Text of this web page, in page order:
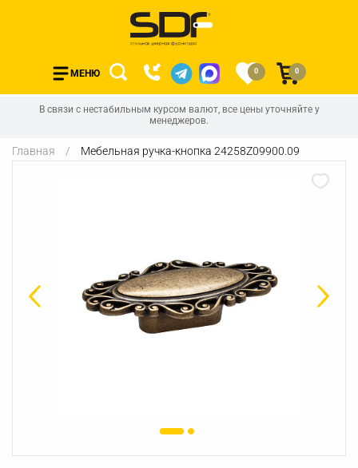
МЕНЮ 0 0
В связи с нестабильным курсом валют, все цены уточняйте у
менеджеров.
Главная Мебельная ручка-кнопка 24258Z09900.09